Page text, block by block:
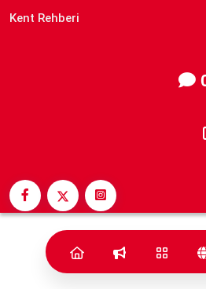
Kent Rehberi
© 2023 Cats